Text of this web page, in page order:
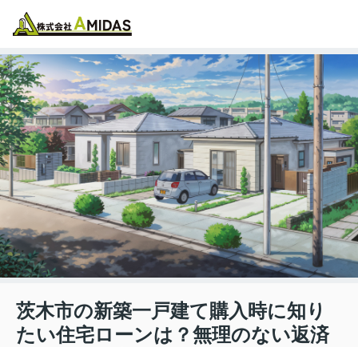
茨木市の新築一戸建て購入時に知り
たい住宅ローンは？無理のない返済